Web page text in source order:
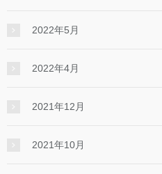
2022年5月
2022年4月
2021年12月
2021年10月